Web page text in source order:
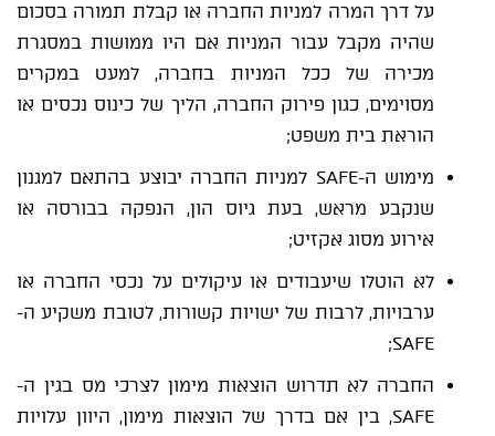
על דרך המרה למניות החברה או קבלת תמורה בסכום
שהיה מקבל עבור המניות אם היו ממושות במסגרת
מכירה של ככל המניות בחברה, למעט במקרים
מסוימים, כגון פירוק החברה, הליך של כינוס נכסים או
הוראת בית משפט;
מימוש ה-SAFE למניות החברה יבוצע בהתאם למגנון
שנקבע מראש, בעת גיוס הון, הנפקה בבורסה או
אירוע מסוג אקזיט;
לא הוטלו שיעבודים או עיקולים על נכסי החברה או
ערבויות, לרבות של ישויות קשורות, לטובת משקיע ה-
SAFE;
החברה לא תדרוש הוצאות מימון לצרכי מס בגין ה-
SAFE, בין אם בדרך של הוצאות מימון, היוון עלויות